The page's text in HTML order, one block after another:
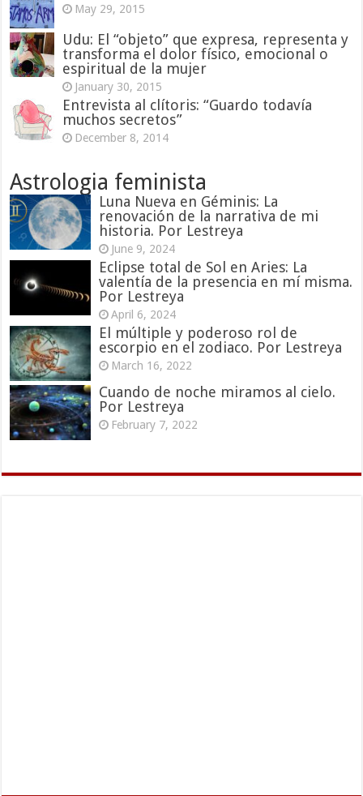
May 29, 2015
Udu: El “objeto” que expresa, representa y
transforma el dolor físico, emocional o
espiritual de la mujer
January 30, 2015
Entrevista al clítoris: “Guardo todavía
muchos secretos”
December 8, 2014
Astrologia feminista
Luna Nueva en Géminis: La
renovación de la narrativa de mi
historia. Por Lestreya
June 9, 2024
Eclipse total de Sol en Aries: La
valentía de la presencia en mí misma.
Por Lestreya
April 6, 2024
El múltiple y poderoso rol de
escorpio en el zodiaco. Por Lestreya
March 16, 2022
Cuando de noche miramos al cielo.
Por Lestreya
February 7, 2022